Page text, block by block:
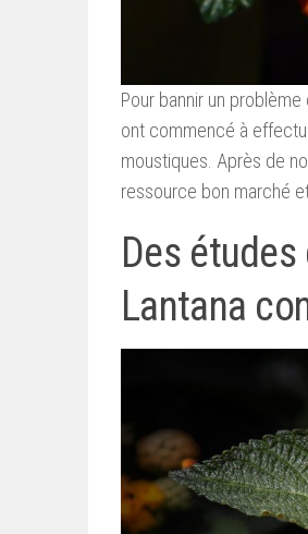
Pour bannir un
ont commencé à
moustiques. Après de
ressource bon marché
Des
Lantana